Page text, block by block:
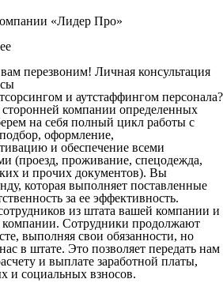
«Лидер Про»
перезвоним! Личная консультация
и аутстаффингом персонала?
компании определенных
на себя полный цикл работы с
оформление,
и обеспечение всеми
(проезд, проживание, спецодежда,
и прочих документов). Вы
которая выполняет поставленные
за ее эффективность.
из штата вашей компании и
Сотрудники продолжают
выполняя свои обязанности, но
в штате. Это позволяет передать нам
и выплате заработной платы,
и социальных взносов.